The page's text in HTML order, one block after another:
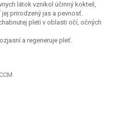
látok vznikol účinný kokteil,
prirodzený jas a pevnosť.
pleti v oblasti očí, očných
a regeneruje pleť.